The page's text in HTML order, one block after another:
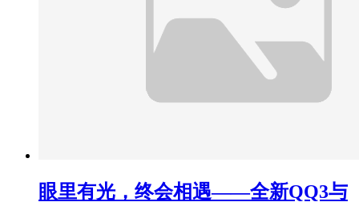
眼里有光，终会相遇——全新QQ3与